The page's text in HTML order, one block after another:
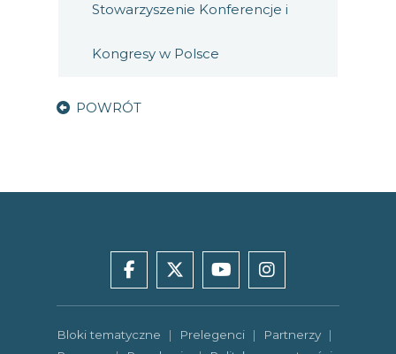
Stowarzyszenie Konferencje i
Kongresy w Polsce
POWRÓT
facebook x youtube instagram
Bloki tematyczne | Prelegenci | Partnerzy |